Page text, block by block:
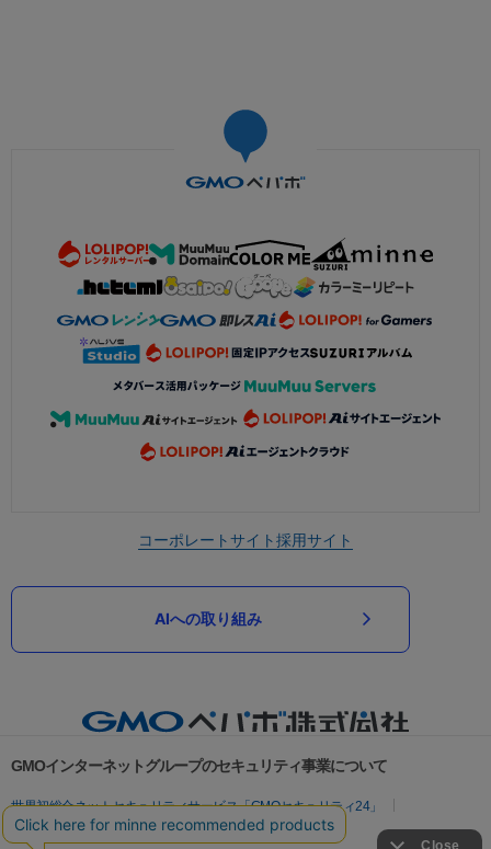
コーポレートサイト採用サイト
AIへの取り組み
GMOインターネットグループのセキュリティ事業について
世界初総合ネットセキュリティサービス「GMOセキュリティ24」
パスワード漏洩診断
Webサイトリスク診断